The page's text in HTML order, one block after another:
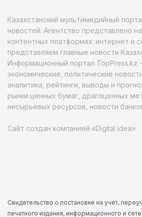
Казахстанский мультимедийный
новостей. Агентство представлено
контентных платформах: интернет и
представляем главные новости
Информационный портал TopPress.kz
экономические, политические
аналитика, рейтинги, выводы и
рынки ценных бумаг, драгоценных
несырьевых ресурсов, новости
Сайт создан компанией «Digital idea»
Свидетельство о постановке на учет,
печатного издания, информационного и